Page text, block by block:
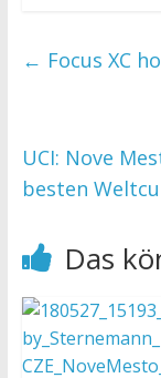
← Focus XC
UCI: Nove
besten
Das